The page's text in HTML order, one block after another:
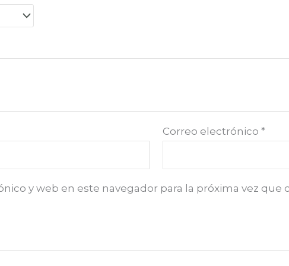
Correo electrónico*
y web en este navegador para la próxima vez que